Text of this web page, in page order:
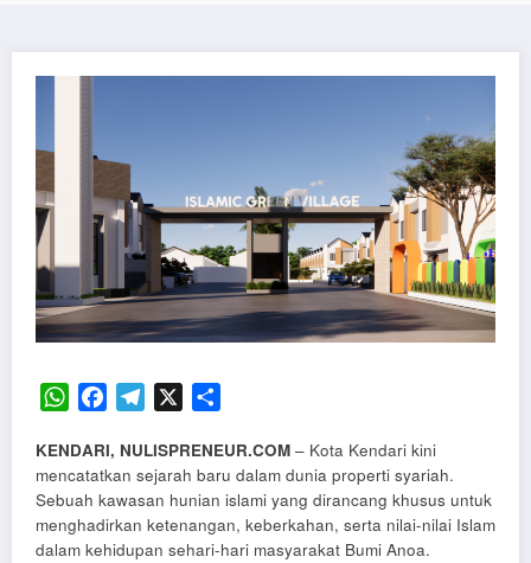
WhatsAppFacebookTelegram
KENDARI, NULISPRENEUR.COM – Kota Kendari kini
mencatatkan sejarah baru dalam dunia properti syariah.
Sebuah kawasan hunian islami yang dirancang khusus untuk
menghadirkan ketenangan, keberkahan, serta nilai-nilai Islam
dalam kehidupan sehari-hari masyarakat Bumi Anoa.